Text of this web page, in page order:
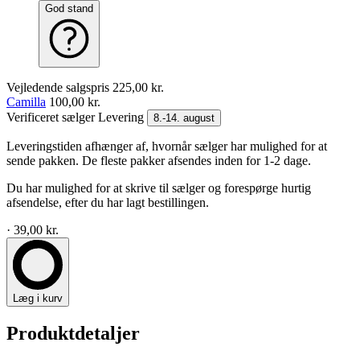
God stand
Vejledende salgspris 225,00 kr.
Camilla 100,00 kr.
Verificeret sælgerLevering 8.-14. august
Leveringstiden afhænger af, hvornår sælger har mulighed for at
sende pakken. De fleste pakker afsendes inden for 1-2 dage.
Du har mulighed for at skrive til sælger og forespørge hurtig
afsendelse, efter du har lagt bestillingen.
· 39,00 kr.
Læg i kurv
Produktdetaljer